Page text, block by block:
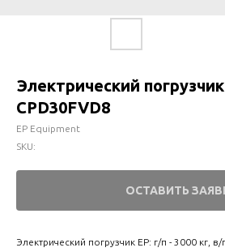
Электрический
CPD30FVD8
EP Equipment
SKU:
ОСТАВИТЬ
Электрический погрузчик EP: г/п - 3000 кг,